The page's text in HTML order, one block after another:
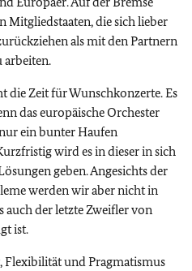
Mitgliedstaaten, die sich lieber
als mit den Partnern
arbeiten.
die Zeit für Wunschkonzerte. Es
das europäische Orchester
ein bunter Haufen
wird es in dieser in sich
geben. Angesichts der
werden wir aber nicht in
auch der letzte Zweifler von
ist.
Flexibilität und Pragmatismus